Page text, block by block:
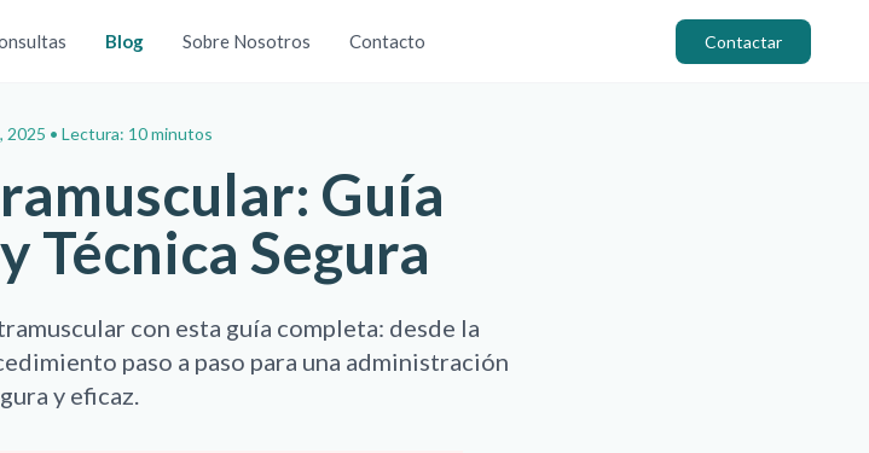
Blog Sobre Nosotros Contacto Contactar
2025 • Lectura: 10 minutos
Guía
Técnica Segura
con esta guía completa: desde la
paso a paso para una administración
y eficaz.